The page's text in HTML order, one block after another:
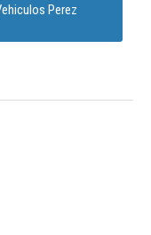
Perez